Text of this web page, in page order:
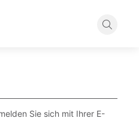
Suche
Sie sich mit Ihrer E-